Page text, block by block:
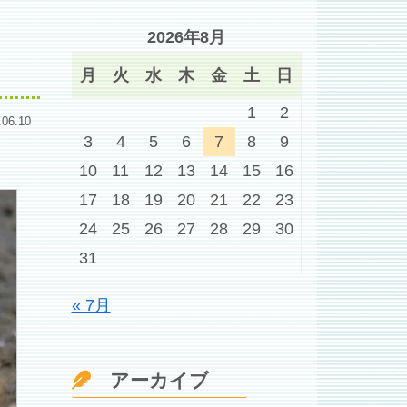
2026年8月
月 火 水 木 金 土 日
1
2
3
4 5 6 7 8
9
10
11 12 13 14 15
16
17
18 19 20 21 22
23
24
25 26 27 28 29
30
31
« 7月
アーカイブ